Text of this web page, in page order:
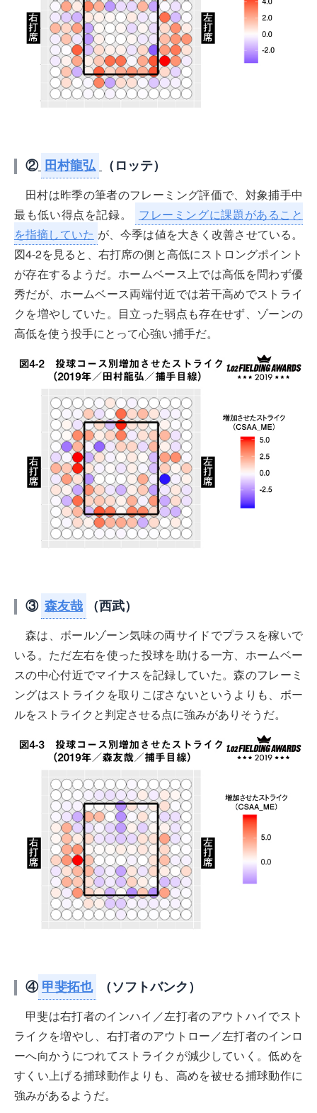
② 田村龍弘 （ロッテ）
田村は昨季の筆者のフレーミング評価で、対象捕手中
最も低い得点を記録。
フレーミングに課題があること
を指摘していた が、今季は値を大きく改善させている。
図4-2を見ると、右打席の側と高低にストロングポイント
が存在するようだ。ホームベース上では高低を問わず優
秀だが、ホームベース両端付近では若干高めでストライ
クを増やしていた。目立った弱点も存在せず、ゾーンの
高低を使う投手にとって心強い捕手だ。
③ 森友哉 （西武）
森は、ボールゾーン気味の両サイドでプラスを稼いで
いる。ただ左右を使った投球を助ける一方、ホームベー
スの中心付近でマイナスを記録していた。森のフレーミ
ングはストライクを取りこぼさないというよりも、ボー
ルをストライクと判定させる点に強みがありそうだ。
④甲斐拓也 （ソフトバンク）
甲斐は右打者のインハイ／左打者のアウトハイでスト
ライクを増やし、右打者のアウトロー／左打者のインロ
ーへ向かうにつれてストライクが減少していく。低めを
すくい上げる捕球動作よりも、高めを被せる捕球動作に
強みがあるようだ。